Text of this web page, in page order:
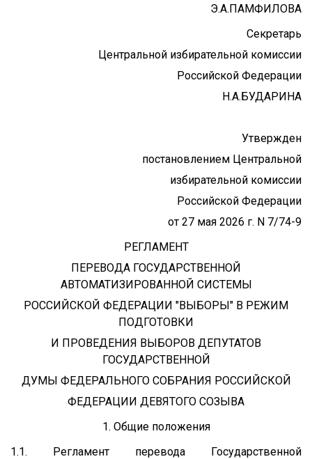
Э.А.ПАМФИЛОВА
Секретарь
Центральной избирательной комиссии
Российской Федерации
Н.А.БУДАРИНА
Утвержден
постановлением Центральной
избирательной комиссии
Российской Федерации
от 27 мая 2026 г. N 7/74-9
РЕГЛАМЕНТ
ПЕРЕВОДА ГОСУДАРСТВЕННОЙ
АВТОМАТИЗИРОВАННОЙ СИСТЕМЫ
РОССИЙСКОЙ ФЕДЕРАЦИИ "ВЫБОРЫ" В РЕЖИМ
ПОДГОТОВКИ
И ПРОВЕДЕНИЯ ВЫБОРОВ ДЕПУТАТОВ
ГОСУДАРСТВЕННОЙ
ДУМЫ ФЕДЕРАЛЬНОГО СОБРАНИЯ РОССИЙСКОЙ
ФЕДЕРАЦИИ ДЕВЯТОГО СОЗЫВА
1. Общие положения
1.1. Регламент перевода Государственной